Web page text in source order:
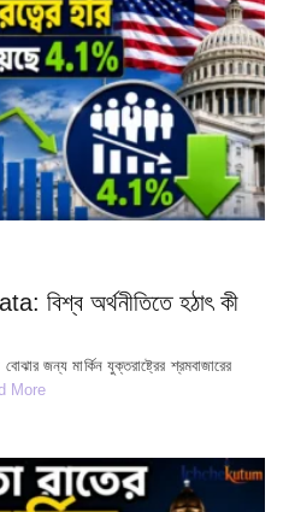
অর্থনীতিতে হঠাৎ কী
জন্য মার্কিন যুক্তরাষ্ট্রের শ্রমবাজারের
More